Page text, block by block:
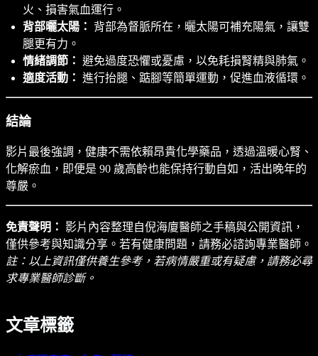
火、損害氣血運行。
背部曬太陽：
背部為督脈所在，曬太陽可補充陽氣，讓雙
腿更有力。
情緒調節： 避免過度恐懼或憂慮，以免耗損腎精與肺氣。
適度活動： 進行抬腿、踮腳等簡單運動，促進血液循環。
結論
影片最後強調，健康不需依賴昂貴化學藥品，透過溫暖心腎、
化解瘀血，即便是 90 歲高齡也能保持行動自如，活出晚年的
尊嚴。
免責聲明：
影片內容整理自倪海廈醫師之手稿與公開資訊，
僅供參考與知識分享。若有健康問題，請務必諮詢專業醫師。
註：以上資訊僅供養生參考，若病情嚴重或有疑慮，請務必尋
求專業醫師診斷。
文章標籤